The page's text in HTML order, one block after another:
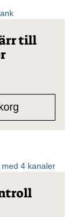
till